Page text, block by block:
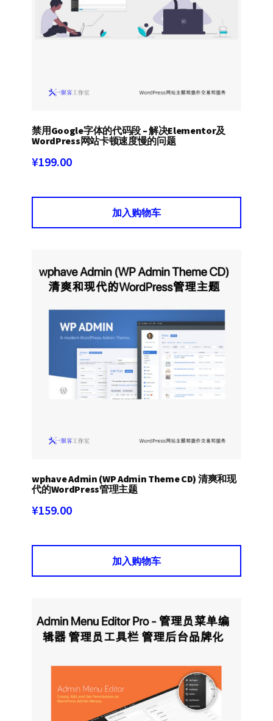
禁用Google字体的代码段 – 解决Elementor及
WordPress网站卡顿速度慢的问题
¥199.00
加入购物车
wphave Admin (WP Admin Theme CD) 清爽和现
代的WordPress管理主题
¥159.00
加入购物车